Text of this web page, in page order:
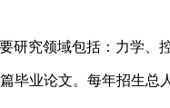
究领域包括：力学、
业论文。每年招生总